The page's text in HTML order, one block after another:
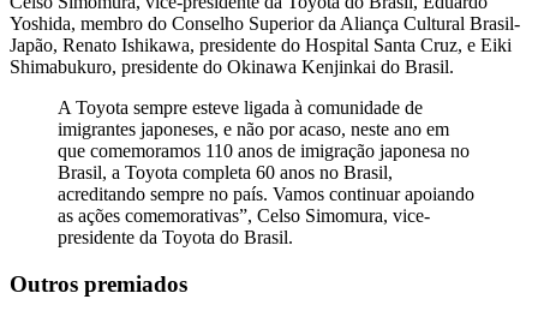
Yoshida, membro do Conselho Superior da Aliança Cultural Brasil-
Japão, Renato Ishikawa, presidente do Hospital Santa Cruz, e Eiki
Shimabukuro, presidente do Okinawa Kenjinkai do Brasil.
A Toyota sempre esteve ligada à comunidade de
imigrantes japoneses, e não por acaso, neste ano em
que comemoramos 110 anos de imigração japonesa no
Brasil, a Toyota completa 60 anos no Brasil,
acreditando sempre no país. Vamos continuar apoiando
as ações comemorativas”, Celso Simomura, vice-
presidente da Toyota do Brasil.
Outros premiados